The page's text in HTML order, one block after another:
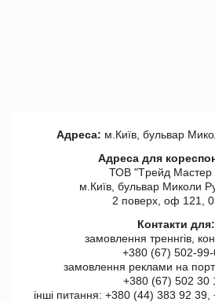
Адреса: м.Київ, бульвар
Адреса для
ТОВ "Tрейд Мастер
м.Київ, бульвар Миколи
2 поверх, оф 121,
Контакти для:
замовлення треннгів,
+380 (67) 502-99-
замовлення реклами на
+380 (67) 502 30
інші питання: +380 (44) 383 92